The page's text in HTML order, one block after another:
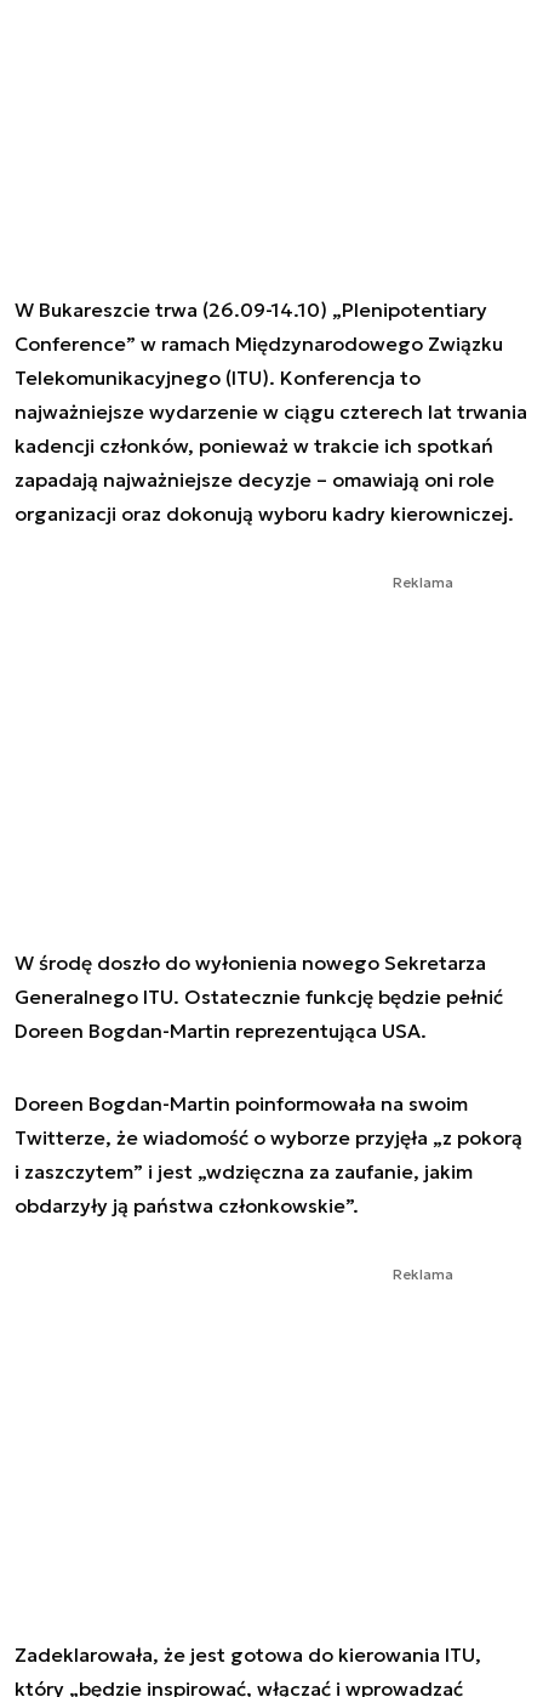
W Bukareszcie trwa (26.09-14.10) „Plenipotentiary
Conference” w ramach Międzynarodowego Związku
Telekomunikacyjnego (ITU). Konferencja to
najważniejsze wydarzenie w ciągu czterech lat trwania
kadencji członków, ponieważ w trakcie ich spotkań
zapadają najważniejsze decyzje – omawiają oni role
organizacji oraz dokonują wyboru kadry kierowniczej.
Reklama
W środę doszło do wyłonienia nowego Sekretarza
Generalnego ITU. Ostatecznie funkcję będzie pełnić
Doreen Bogdan-Martin reprezentująca USA.
Doreen Bogdan-Martin poinformowała na swoim
Twitterze, że wiadomość o wyborze przyjęła „z pokorą
i zaszczytem” i jest „wdzięczna za zaufanie, jakim
obdarzyły ją państwa członkowskie”.
Reklama
Zadeklarowała, że jest gotowa do kierowania ITU,
który „będzie inspirować, włączać i wprowadzać